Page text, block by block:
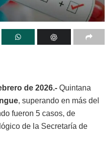
de 2026.- Quintana
, superando en más del
fueron 5 casos, de
de la Secretaría de